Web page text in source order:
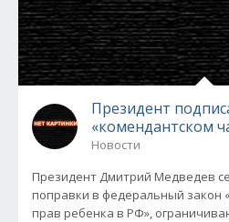
Президент
«комендантском
Новости
Президент Дмитрий Медведев
поправки в федеральный закон
прав ребенка в РФ»,